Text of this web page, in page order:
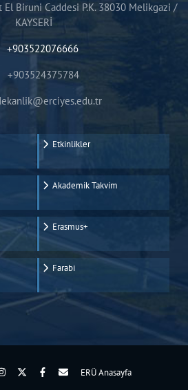
El Biruni Caddesi P.K. 38030 Melikgazi /
KAYSERİ
+903522076666
+903524375784
Etkinlikler
Akademik Takvim
Erasmus+
Farabi
ERÜ Anasayfa